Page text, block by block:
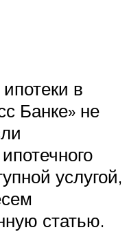
в
Банке» не
услугой,
статью.